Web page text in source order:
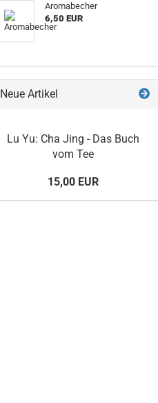
Aromabecher
6,50 EUR
Neue Artikel
Lu Yu: Cha Jing - Das Buch
vom Tee
15,00 EUR